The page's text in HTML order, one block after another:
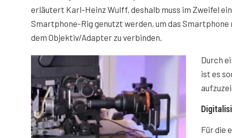
erläutert Karl-Heinz Wulff, deshalb muss im Zweifel ein
Smartphone-Rig genutzt werden, um das Smartphone
dem Objektiv/Adapter zu verbinden.
Durch
ist es
Für die